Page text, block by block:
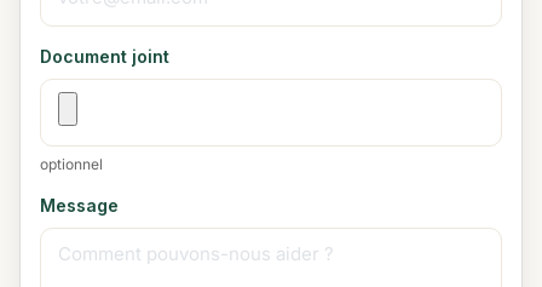
Document joint
optionnel
Message